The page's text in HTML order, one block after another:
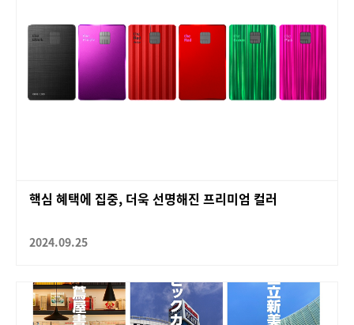
핵심 혜택에 집중, 더욱 선명해진 프리미엄 컬러
2024.09.25